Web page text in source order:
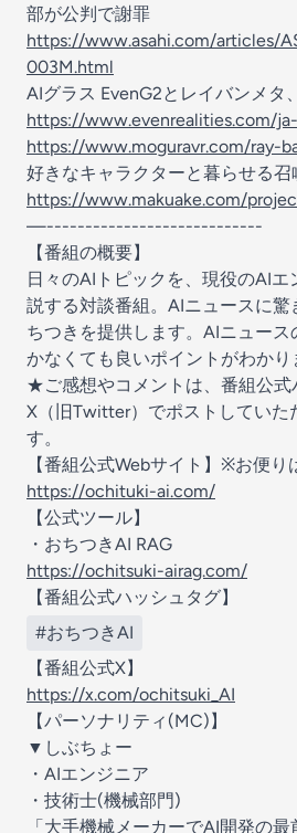
部が公判で謝罪
https://www.asahi.com/articles/
003M.html
AIグラス EvenG2とレイバンメタ
https://www.evenrealities.com/
https://www.moguravr.com/ray-
好きなキャラクターと暮らせる
https://www.makuake.com/
—----------------------------
【番組の概要】
日々のAIトピックを、現役のAI
説する対談番組。AIニュースに
ちつきを提供します。AIニュー
かなくても良いポイントがわかり
★ご感想やコメントは、番組公式
X（旧Twitter）でポストしていた
す。
【番組公式Webサイト】※お便り
https://ochituki-ai.com/
【公式ツール】
・おちつきAI RAG
https://ochitsuki-airag.com/
【番組公式ハッシュタグ】
#おちつきAI
【番組公式X】
https://x.com/ochitsuki_AI
【パーソナリティ(MC)】
▼しぶちょー
・AIエンジニア
・技術士(機械部門)
「大手機械メーカーでAI開発の